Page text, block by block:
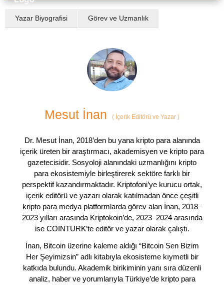
Yazar Biyografisi Görev ve Uzmanlık
Mesut İnan ( İçerik Editörü ve Yazar )
Dr. Mesut İnan, 2018’den bu yana kripto para alanında
içerik üreten bir araştırmacı, akademisyen ve kripto para
gazetecisidir. Sosyoloji alanındaki uzmanlığını kripto
para ekosistemiyle birleştirerek sektöre farklı bir
perspektif kazandırmaktadır. Kriptofoni’ye kurucu ortak,
içerik editörü ve yazarı olarak katılmadan önce çeşitli
kripto para medya platformlarda görev alan İnan, 2018–
2023 yılları arasında Kriptokoin’de, 2023–2024 arasında
ise COINTURK’te editör ve yazar olarak çalıştı.
İnan, Bitcoin üzerine kaleme aldığı “Bitcoin Sen Bizim
Her Şeyimizsin” adlı kitabıyla ekosisteme kıymetli bir
katkıda bulundu. Akademik birikiminin yanı sıra düzenli
analiz, haber ve yorumlarıyla Türkiye’de kripto para